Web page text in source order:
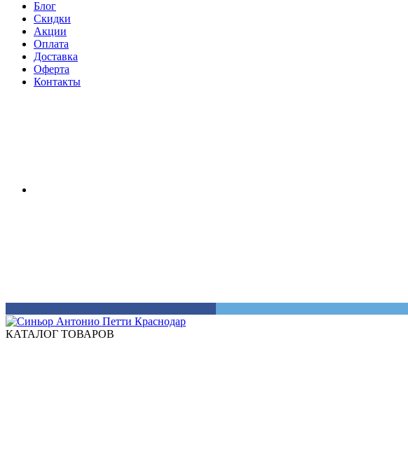
Блог
Скидки
Акции
Оплата
Доставка
Оферта
Контакты
КАТАЛОГ ТОВАРОВ